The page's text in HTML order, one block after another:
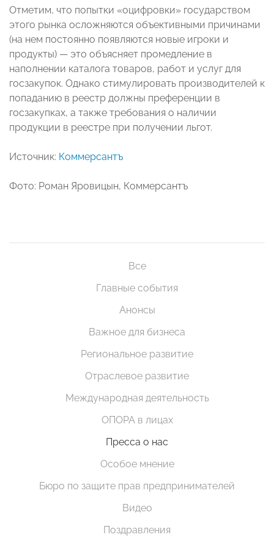
Отметим, что попытки «оцифровки» государством
этого рынка осложняются объективными причинами
(на нем постоянно появляются новые игроки и
продукты) — это объясняет промедление в
наполнении каталога товаров, работ и услуг для
госзакупок. Однако стимулировать производителей к
попаданию в реестр должны преференции в
госзакупках, а также требования о наличии
продукции в реестре при получении льгот.
Источник: Коммерсантъ
Фото: Роман Яровицын, Коммерсантъ
Все
Главные события
Анонсы
Важное для бизнеса
Региональное развитие
Отраслевое развитие
Международная деятельность
ОПОРА в лицах
Пресса о нас
Особое мнение
Бюро по защите прав предпринимателей
Видео
Поздравления